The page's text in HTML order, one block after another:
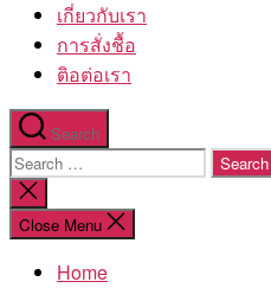
เกี่ยวกับเรา
การสั่งชื้อ
ติอต่อเรา
Search
Search
for:
Close
search
Close Menu
Home